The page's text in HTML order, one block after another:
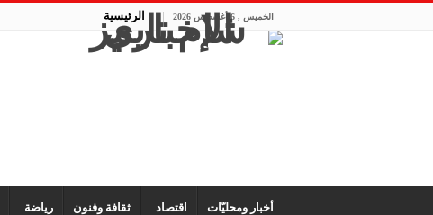
الخميس , 6 أغسطس 2026 الرئيسية
أخبار ومحليّات اقتصاد ثقافة وفنون رياضة